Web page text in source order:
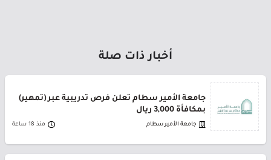
أخبار ذات صلة
جامعة الأمير سطام تعلن فرص تدريبية عبر (تمهير)
بمكافأة 3,000 ريال
جامعة الأمير سطام منذ 18 ساعة